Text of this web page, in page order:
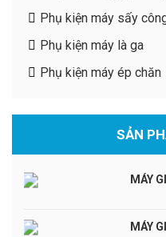
Phụ kiện máy sấy
Phụ kiện máy là ga
Phụ kiện máy ép chăn
SẢN
MÁY
MÁY